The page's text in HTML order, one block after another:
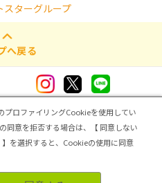
スターグループ
へ戻る
新規登録
け シェアビューインタビュー | カテゴリ一覧
プロファイリングCookieを使用してい
同意を拒否する場合は、【 同意しない
】を選択すると、Cookieの使用に同意